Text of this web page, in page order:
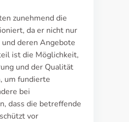
zunehmend die
da er nicht nur
deren Angebote
ist die Möglichkeit,
und der Qualität
um fundierte
bei
dass die betreffende
vor